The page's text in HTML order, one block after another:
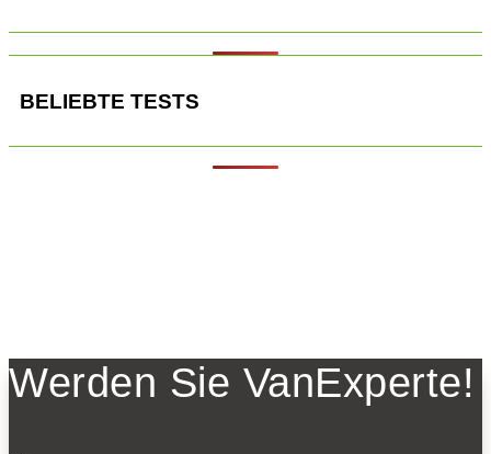
BELIEBTE TESTS
Werden Sie VanExperte!